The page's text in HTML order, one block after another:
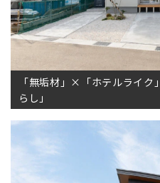
「無垢材」×「ホテルライ
らし」